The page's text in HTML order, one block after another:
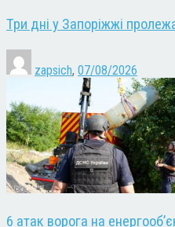
Три дні у Запоріжжі
zapsich, 07/08/2026
6 атак ворога на